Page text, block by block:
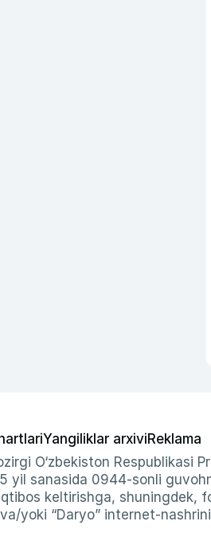
Yangiliklar arxiviReklama
O‘zbekiston Respublikasi
yil sanasida 0944-sonli
keltirishga,
yoki “Daryo” internet-